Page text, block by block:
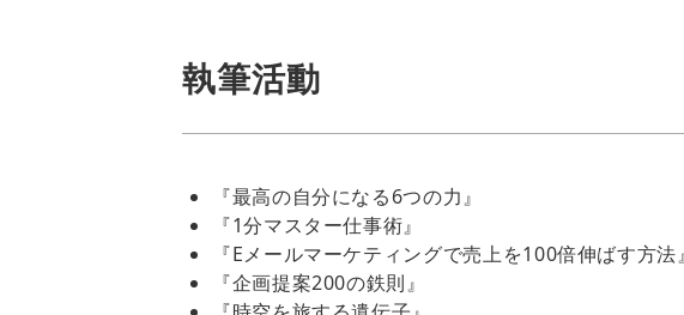
執筆活動
『最高の自分になる6つの力』
『1分マスター仕事術』
『Eメールマーケティングで売上を100倍伸ばす方
『企画提案200の鉄則』